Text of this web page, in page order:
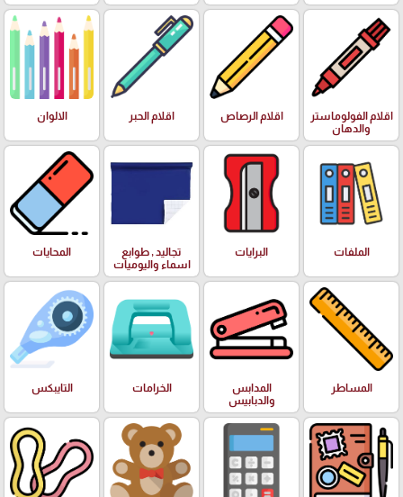
اقلام الفولوماستر
والدهان
اقلام الرصاص اقلام الحبر الالوان
الملفات البرايات
تجاليد , طوابع
اسماء واليوميات
المحايات
المساطر
المدابس
والدبابيس
الخرامات التايبكس